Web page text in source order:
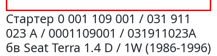
Стартер 0 001 109 001 / 031 911
023 A / 0001109001 / 031911023A
бв Seat Terra 1.4 D / 1W (1986-1996)